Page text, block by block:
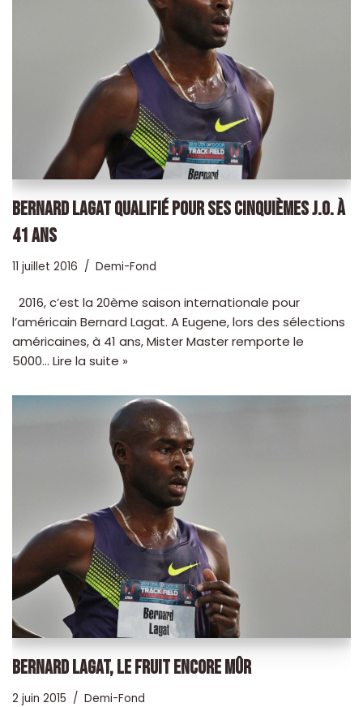
BERNARD LAGAT QUALIFIÉ POUR SES CINQUIÈMES J.O. À
41 ANS
11 juillet 2016 Demi-Fond
2016, c’est la 20ème saison internationale pour
l’américain Bernard Lagat. A Eugene, lors des sélections
américaines, à 41 ans, Mister Master remporte le
5000… Lire la suite »
BERNARD LAGAT, LE FRUIT ENCORE MÛR
2 juin 2015 Demi-Fond